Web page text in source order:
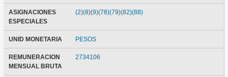
ASIGNACIONES
ESPECIALES
(2)(8)(9)(78)(79)(82)(88)
UNID MONETARIA PESOS
REMUNERACION
MENSUAL BRUTA
2734106